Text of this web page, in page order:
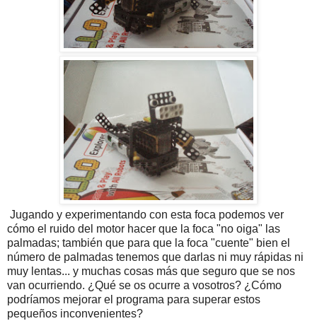
Jugando y experimentando con esta foca podemos ver
cómo el ruido del motor hacer que la foca "no oiga" las
palmadas; también que para que la foca "cuente" bien el
número de palmadas tenemos que darlas ni muy rápidas ni
muy lentas... y muchas cosas más que seguro que se nos
van ocurriendo. ¿Qué se os ocurre a vosotros? ¿Cómo
podríamos mejorar el programa para superar estos
pequeños inconvenientes?